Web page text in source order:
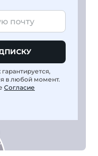
в любой момент.
Согласие